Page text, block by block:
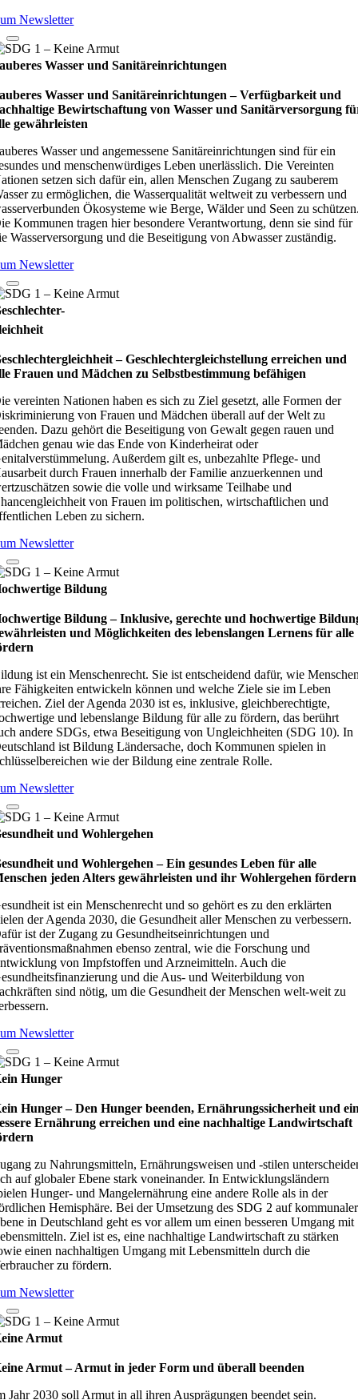
Newsletter
Wasser und Sanitäreinrichtungen
Wasser und Sanitäreinrichtungen – Verfügbarkeit und
Bewirtschaftung von Wasser und Sanitärversorgung
gewährleisten
Wasser und angemessene Sanitäreinrichtungen sind für ein
und menschenwürdiges Leben unerlässlich. Die Vereinten
setzen sich dafür ein, allen Menschen Zugang zu sauberem
zu ermöglichen, die Wasserqualität weltweit zu verbessern und
Ökosysteme wie Berge, Wälder und Seen zu
Kommunen tragen hier besondere Verantwortung, denn sie sind für
Wasserversorgung und die Beseitigung von Abwasser zuständig.
Newsletter
– Geschlechtergleichstellung erreichen und
Frauen und Mädchen zu Selbstbestimmung befähigen
vereinten Nationen haben es sich zu Ziel gesetzt, alle Formen der
von Frauen und Mädchen überall auf der Welt zu
Dazu gehört die Beseitigung von Gewalt gegen rauen und
genau wie das Ende von Kinderheirat oder
Außerdem gilt es, unbezahlte Pflege- und
durch Frauen innerhalb der Familie anzuerkennen und
sowie die volle und wirksame Teilhabe und
von Frauen im politischen, wirtschaftlichen und
Leben zu sichern.
Newsletter
Bildung
Bildung – Inklusive, gerechte und hochwertige
und Möglichkeiten des lebenslangen Lernens für alle
ist ein Menschenrecht. Sie ist entscheidend dafür, wie
Fähigkeiten entwickeln können und welche Ziele sie im Leben
Ziel der Agenda 2030 ist es, inklusive, gleichberechtigte,
und lebenslange Bildung für alle zu fördern, das berührt
andere SDGs, etwa Beseitigung von Ungleichheiten (SDG 10). In
ist Bildung Ländersache, doch Kommunen spielen in
wie der Bildung eine zentrale Rolle.
Newsletter
und Wohlergehen
und Wohlergehen – Ein gesundes Leben für alle
jeden Alters gewährleisten und ihr Wohlergehen fördern
ist ein Menschenrecht und so gehört es zu den erklärten
der Agenda 2030, die Gesundheit aller Menschen zu verbessern.
ist der Zugang zu Gesundheitseinrichtungen und
ebenso zentral, wie die Forschung und
von Impfstoffen und Arzneimitteln. Auch die
und die Aus- und Weiterbildung von
sind nötig, um die Gesundheit der Menschen welt-weit zu
Newsletter
Hunger
Hunger – Den Hunger beenden, Ernährungssicherheit und
Ernährung erreichen und eine nachhaltige Landwirtschaft
zu Nahrungsmitteln, Ernährungsweisen und -stilen
auf globaler Ebene stark voneinander. In Entwicklungsländern
Hunger- und Mangelernährung eine andere Rolle als in der
Hemisphäre. Bei der Umsetzung des SDG 2 auf kommunaler
in Deutschland geht es vor allem um einen besseren Umgang mit
Ziel ist es, eine nachhaltige Landwirtschaft zu stärken
einen nachhaltigen Umgang mit Lebensmitteln durch die
zu fördern.
Newsletter
Armut
Armut – Armut in jeder Form und überall beenden
Jahr 2030 soll Armut in all ihren Ausprägungen beendet sein.